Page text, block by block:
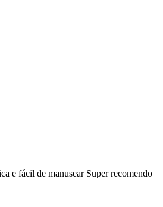
e fácil de manusear Super recomendo